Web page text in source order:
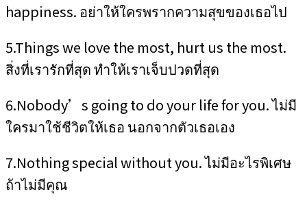
happiness. อย่าให้ใครพรากความสุขของเธอไป
5.Things we love the most, hurt us the most.
สิ่งที่เรารักที่สุด ทำให้เราเจ็บปวดที่สุด
6.Nobody’s going to do your life for you. ไม่มี
ใครมาใช้ชีวิตให้เธอ นอกจากตัวเธอเอง
7.Nothing special without you. ไม่มีอะไรพิเศษ
ถ้าไม่มีคุณ